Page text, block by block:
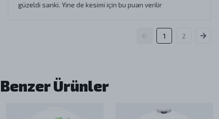
güzeldi sanki. Yine de kesimi için bu puan verilir
1 2
Benzer Ürünler